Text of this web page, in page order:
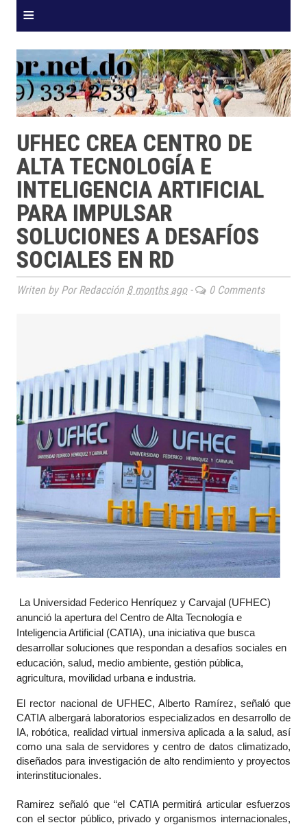
≡
UFHEC CREA CENTRO DE
ALTA TECNOLOGÍA E
INTELIGENCIA ARTIFICIAL
PARA IMPULSAR
SOLUCIONES A DESAFÍOS
SOCIALES EN RD
Writen by Por Redacción 8 months ago- 0 Comments
La Universidad Federico Henríquez y Carvajal (UFHEC)
anunció la apertura del Centro de Alta Tecnología e
Inteligencia Artificial (CATIA), una iniciativa que busca
desarrollar soluciones que respondan a desafíos sociales en
educación, salud, medio ambiente, gestión pública,
agricultura, movilidad urbana e industria.
El rector nacional de UFHEC, Alberto Ramírez, señaló que
CATIA albergará laboratorios especializados en desarrollo de
IA, robótica, realidad virtual inmersiva aplicada a la salud, así
como una sala de servidores y centro de datos climatizado,
diseñados para investigación de alto rendimiento y proyectos
interinstitucionales.
Ramirez señaló que “el CATIA permitirá articular esfuerzos
con el sector público, privado y organismos internacionales,